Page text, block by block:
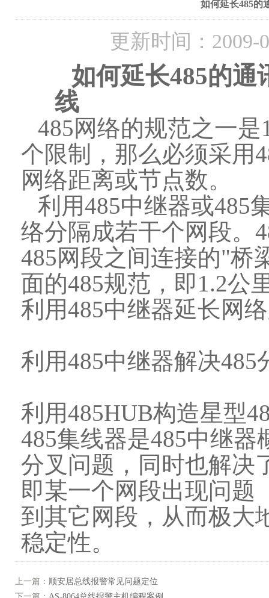
如何延长485的
更新时间：
如何延长485的通
线
485网络的规范之一是
个限制，那么必须采用
网络距离或节点数。
利用485中继器或485
络分隔成若干个网段。
485网段之间连接的"桥
面的485规范，即1.2公
利用485中继器延长网
利用485中继器解决485
利用485HUB构造星型
485集线器是485中继器
分叉问题，同时也解决
即某一个网段出现问题
到其它网段，从而极大
稳定性。
上一篇： 顺安居总线报警常见问题定位